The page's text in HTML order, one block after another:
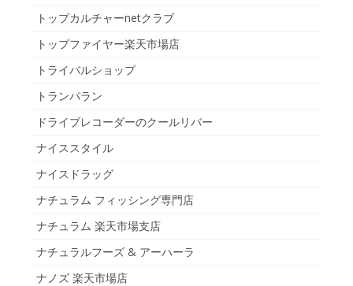
トップカルチャーnetクラブ
トップファイヤー楽天市場店
トライバルショップ
トランパラン
ドライブレコーダーのクールリバー
ナイススタイル
ナイスドラッグ
ナチュラム フィッシング専門店
ナチュラム 楽天市場支店
ナチュラルフーズ & アーハーラ
ナノズ 楽天市場店